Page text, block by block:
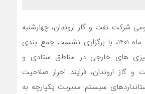
شرکت نفت و گاز اروندان، چهارشنبه
مورخ 21 اردیبهشت ماه 1401، با برگزاری نشست جمع بندی
های خارجی در مناطق ستادی و
گاز اروندان، فرایند احراز صلاحیت
سیستم مدیریت یکپارچه به